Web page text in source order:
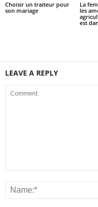
Choisir un traiteur pour
son mariage
La
les
est
LEAVE A REPLY